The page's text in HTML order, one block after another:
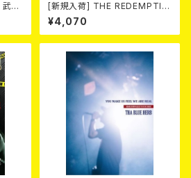
道
[新規入荷] THE REDEMPTIO
N / HORNS OF PEACE (CD
＋DVD)
¥4,070